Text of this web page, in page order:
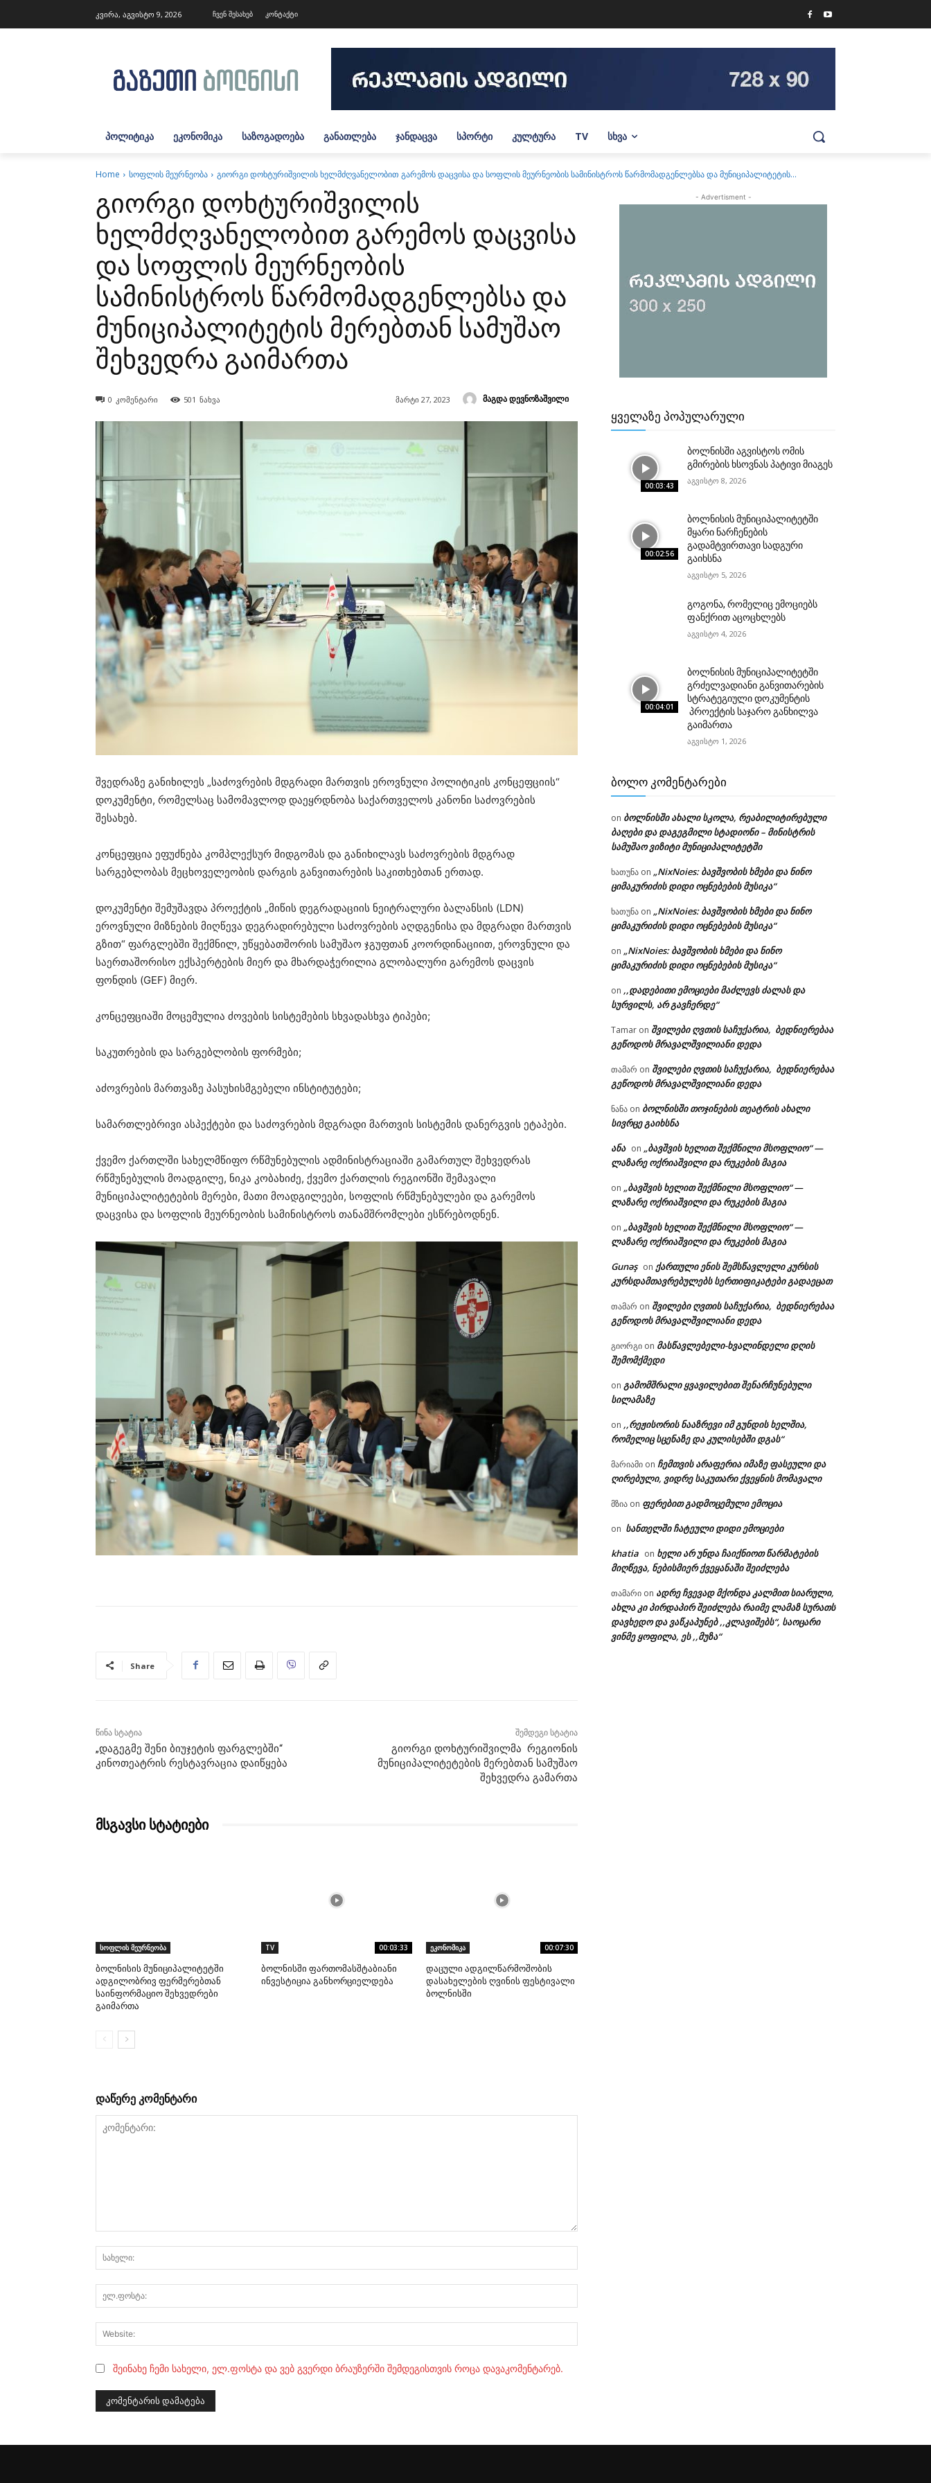
კვირა, აგვისტო 9, 2026 ჩვენ შესახებ კონტაქტი
ᲞᲝᲚᲘᲢᲘᲙᲐ ᲔᲙᲝᲜᲝᲛᲘᲙᲐ ᲡᲐᲖᲝᲒᲐᲓᲝᲔᲑᲐ ᲒᲐᲜᲐᲗᲚᲔᲑᲐ ᲯᲐᲜᲓᲐᲪᲕᲐ ᲡᲞᲝᲠᲢᲘ ᲙᲣᲚᲢᲣᲠᲐ TV ᲡᲮᲕᲐ
Home სოფლის მეურნეობა გიორგი დოხტურიშვილის ხელმძღვანელობით გარემოს დაცვისა და სოფლის მეურნეობის სამინისტროს წარმომადგენლებსა და მუნიციპალიტეტის...
გიორგი დოხტურიშვილის
ხელმძღვანელობით გარემოს დაცვისა
და სოფლის მეურნეობის
სამინისტროს წარმომადგენლებსა და
მუნიციპალიტეტის მერებთან სამუშაო
შეხვედრა გაიმართა
მაგდა დევნოზაშვილი
მარტი 27, 2023
0 კომენტარი 501 ნახვა
შვედრაზე განიხილეს „საძოვრების მდგრადი მართვის ეროვნული პოლიტიკის კონცეფციის“
დოკუმენტი, რომელსაც სამომავლოდ დაეყრდნობა საქართველოს კანონი საძოვრების
შესახებ.
კონცეფცია ეფუძნება კომპლექსურ მიდგომას და განიხილავს საძოვრების მდგრად
სარგებლობას მეცხოველეობის დარგის განვითარების საკითხებთან ერთად.
დოკუმენტი შემუშავდა პროექტის „მიწის დეგრადაციის ნეიტრალური ბალანსის (LDN)
ეროვნული მიზნების მიღწევა დეგრადირებული საძოვრების აღდგენისა და მდგრადი მართვის
გზით“ ფარგლებში შექმნილ, უწყებათშორის სამუშაო ჯგუფთან კოორდინაციით, ეროვნული და
საერთაშორისო ექსპერტების მიერ და მხარდაჭერილია გლობალური გარემოს დაცვის
ფონდის (GEF) მიერ.
კონცეფციაში მოცემულია ძოვების სისტემების სხვადასხვა ტიპები;
საკუთრების და სარგებლობის ფორმები;
აძოვრების მართვაზე პასუხისმგებელი ინსტიტუტები;
სამართლებრივი ასპექტები და საძოვრების მდგრადი მართვის სისტემის დანერგვის ეტაპები.
ქვემო ქართლში სახელმწიფო რწმუნებულის ადმინისტრაციაში გამართულ შეხვედრას
რწმუნებულის მოადგილე, ნიკა კობახიძე, ქვემო ქართლის რეგიონში შემავალი
მუნიციპალიტეტების მერები, მათი მოადგილეები, სოფლის რწმუნებულები და გარემოს
დაცვისა და სოფლის მეურნეობის სამინისტროს თანამშრომლები ესწრებოდნენ.
Share
წინა სტატია
„დაგეგმე შენი ბიუჯეტის ფარგლებში“
კინოთეატრის რესტავრაცია დაიწყება
შემდეგი სტატია
გიორგი დოხტურიშვილმა რეგიონის
მუნიციპალიტეტების მერებთან სამუშაო
შეხვედრა გამართა
მსგავსი სტატიები
სოფლის მეურნეობა
ბოლნისის მუნიციპალიტეტში
ადგილობრივ ფერმერებთან
საინფორმაციო შეხვედრები
გაიმართა
TV 00:03:33
ბოლნისში ფართომასშტაბიანი
ინვესტიცია განხორციელდება
ეკონომიკა 00:07:30
დაცული ადგილწარმოშობის
დასახელების ღვინის ფესტივალი
ბოლნისში
დაწერე კომენტარი
შეინახე ჩემი სახელი, ელ.ფოსტა და ვებ გვერდი ბრაუზერში შემდეგისთვის როცა დავაკომენტარებ.
- Advertisment -
ᲧᲕᲔᲚᲐᲖᲔ ᲞᲝᲞᲣᲚᲐᲠᲣᲚᲘ
00:03:43
ბოლნისში აგვისტოს ომის
გმირების ხსოვნას პატივი მიაგეს
აგვისტო 8, 2026
00:02:56
ბოლნისის მუნიციპალიტეტში
მყარი ნარჩენების
გადამტვირთავი სადგური
გაიხსნა
აგვისტო 5, 2026
გოგონა, რომელიც ემოციებს
ფანქრით აცოცხლებს
აგვისტო 4, 2026
00:04:01
ბოლნისის მუნიციპალიტეტში
გრძელვადიანი განვითარების
სტრატეგიული დოკუმენტის
პროექტის საჯარო განხილვა
გაიმართა
აგვისტო 1, 2026
ᲑᲝᲚᲝ ᲙᲝᲛᲔᲜᲢᲐᲠᲔᲑᲘ
on ბოლნისში ახალი სკოლა, რეაბილიტირებული
ბაღები და დაგეგმილი სტადიონი – მინისტრის
სამუშაო ვიზიტი მუნიციპალიტეტში
ხათუნა on „NixNoies: ბავშვობის ხმები და ნინო
ციმაკურიძის დიდი ოცნებების მუსიკა“
ხათუნა on „NixNoies: ბავშვობის ხმები და ნინო
ციმაკურიძის დიდი ოცნებების მუსიკა“
on „NixNoies: ბავშვობის ხმები და ნინო
ციმაკურიძის დიდი ოცნებების მუსიკა“
on ,,დადებითი ემოციები მაძლევს ძალას და
სურვილს, არ გავჩერდე“
Tamar on შვილები ღვთის საჩუქარია, ბედნიერებაა
გეწოდოს მრავალშვილიანი დედა
თამარ on შვილები ღვთის საჩუქარია, ბედნიერებაა
გეწოდოს მრავალშვილიანი დედა
ნანა on ბოლნისში თოჯინების თეატრის ახალი
სივრცე გაიხსნა
ანა on „ბავშვის ხელით შექმნილი მსოფლიო“ —
ლაზარე ოქრიაშვილი და რუკების მაგია
on „ბავშვის ხელით შექმნილი მსოფლიო“ —
ლაზარე ოქრიაშვილი და რუკების მაგია
on „ბავშვის ხელით შექმნილი მსოფლიო“ —
ლაზარე ოქრიაშვილი და რუკების მაგია
Gunəş on ქართული ენის შემსწავლელი კურსის
კურსდამთავრებულებს სერთიფიკატები გადაეცათ
თამარ on შვილები ღვთის საჩუქარია, ბედნიერებაა
გეწოდოს მრავალშვილიანი დედა
გიორგი on მასწავლებელი-ხვალინდელი დღის
შემომქმედი
on გამომშრალი ყვავილებით შენარჩუნებული
სილამაზე
on ,,რეჟისორის ნააზრევი იმ გუნდის ხელშია,
რომელიც სცენაზე და კულისებში დგას“
მარიამი on ჩემთვის არაფერია იმაზე ფასეული და
ღირებული, ვიდრე საკუთარი ქვეყნის მომავალი
მზია on ფერებით გადმოცემული ემოცია
on სანთელში ჩატეული დიდი ემოციები
khatia on ხელი არ უნდა ჩაიქნიოთ წარმატების
მიღწევა, ნებისმიერ ქვეყანაში შეიძლება
თამარი on ადრე ჩვევად მქონდა კალმით სიარული,
ახლა კი პირდაპირ შეიძლება რაიმე ლამაზ სურათს
დავხედო და ვაწკაპუნებ ,,კლავიშებს“, საოცარი
ვინმე ყოფილა, ეს ,,მუზა“